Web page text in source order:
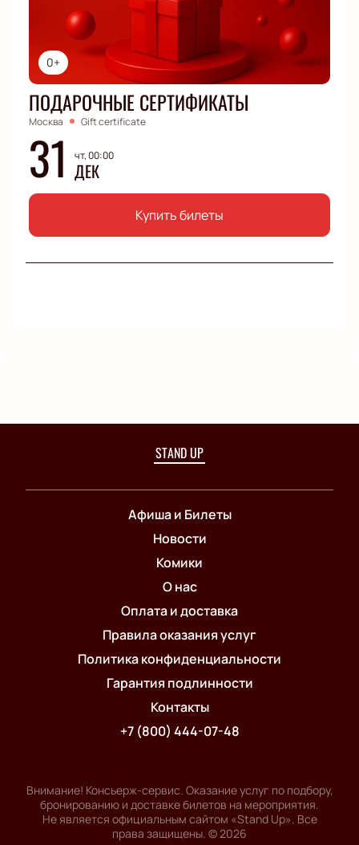
0+
ПОДАРОЧНЫЕ СЕРТИФИКАТЫ
Москва Gift certificate
31 чт, 00:00
ДЕК
Купить билеты
STAND UP
Афиша и Билеты
Новости
Комики
О нас
Оплата и доставка
Правила оказания услуг
Политика конфиденциальности
Гарантия подлинности
Контакты
+7 (800) 444-07-48
Внимание! Консьерж-сервис. Оказание услуг по подбору,
бронированию и доставке билетов на мероприятия.
Не является официальным сайтом «Stand Up». Все
права защищены. ©2026